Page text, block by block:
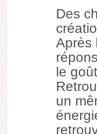
Des
Après
le
un